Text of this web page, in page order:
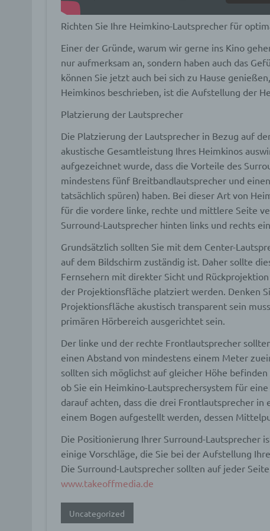
Richten Sie Ihre Heimkino-Lautsprecher für
Einer der Gründe, warum wir gerne ins Kino
nur aufmerksam an, sondern haben auch das
können Sie jetzt auch bei sich zu Hause
Heimkinos beschrieben, ist die Aufstellung der
Platzierung der Lautsprecher
Die Platzierung der Lautsprecher in Bezug auf
akustische Gesamtleistung Ihres Heimkinos
aufgezeichnet wurde, dass die Vorteile des
mindestens fünf Breitbandlautsprecher und
tatsächlich spüren) haben. Bei dieser Art von
für die vordere linke, rechte und mittlere Seite
Surround-Lautsprecher hinten links und rechts
Grundsätzlich sollten Sie mit dem Center-
auf dem Bildschirm zuständig ist. Daher sollte
Fernsehern mit direkter Sicht und
der Projektionsfläche platziert werden. Denken
Projektionsfläche akustisch transparent sein
primären Hörbereich ausgerichtet sein.
Der linke und der rechte Frontlautsprecher
einen Abstand von mindestens einem Meter
sollten sich möglichst auf gleicher Höhe
ob Sie ein Heimkino-Lautsprechersystem für
darauf achten, dass die drei Frontlautsprecher
einem Bogen aufgestellt werden, dessen
Die Positionierung Ihrer Surround-Lautsprecher
einige Vorschläge, die Sie bei der Aufstellung
Die Surround-Lautsprecher sollten auf jeder
www.takeoffmedia.de
Uncategorized
c)
mit
d)
e)
Daten,
f)
einer